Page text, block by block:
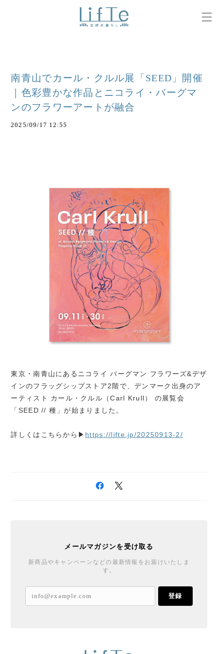
南青山でカール・クルル展「SEED」開催
｜色彩豊かな作品とニコライ・バーグマ
ンのフラワーアートが融合
2025/09/17 12:55
東京・南青山にあるニコライ バーグマン フラワーズ&デザ
インのフラッグシップストア2階で、デンマーク出身のア
ーティスト カール・クルル（Carl Krull） の展覧会
「SEED // 種」が始まりました。
詳しくはこちらから▶ https://lifte.jp/20250913-2/
メールマガジンを受け取る
新商品やキャンペーンなどの最新情報をお届けいたしま
す。
登録